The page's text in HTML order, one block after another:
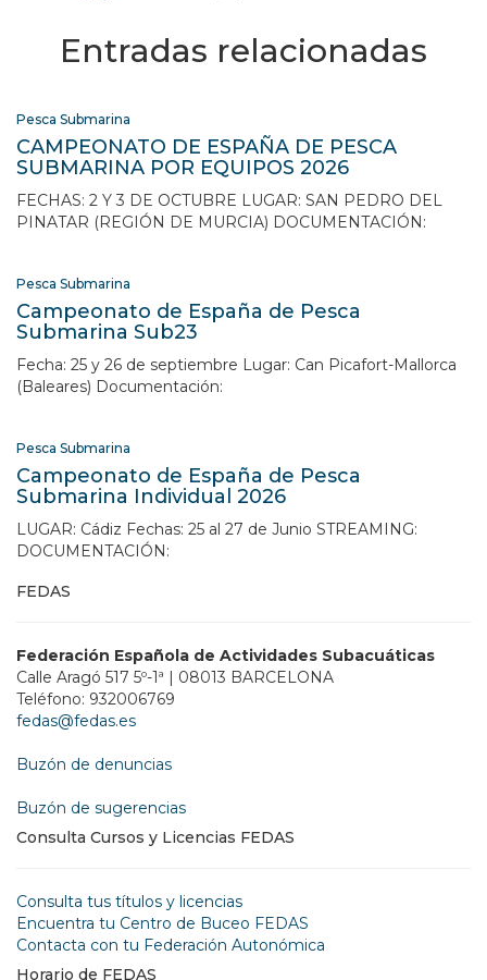
Entradas relacionadas
Pesca Submarina
CAMPEONATO DE ESPAÑA DE PESCA
SUBMARINA POR EQUIPOS 2026
FECHAS: 2 Y 3 DE OCTUBRE LUGAR: SAN PEDRO DEL
PINATAR (REGIÓN DE MURCIA) DOCUMENTACIÓN:
Pesca Submarina
Campeonato de España de Pesca
Submarina Sub23
Fecha: 25 y 26 de septiembre Lugar: Can Picafort-Mallorca
(Baleares) Documentación:
Pesca Submarina
Campeonato de España de Pesca
Submarina Individual 2026
LUGAR: Cádiz Fechas: 25 al 27 de Junio STREAMING:
DOCUMENTACIÓN:
FEDAS
Federación Española de Actividades Subacuáticas
Calle Aragó 517 5º-1ª | 08013 BARCELONA
Teléfono: 932006769
fedas@fedas.es
Buzón de denuncias
Buzón de sugerencias
Consulta Cursos y Licencias FEDAS
Consulta tus títulos y licencias
Encuentra tu Centro de Buceo FEDAS
Contacta con tu Federación Autonómica
Horario de FEDAS